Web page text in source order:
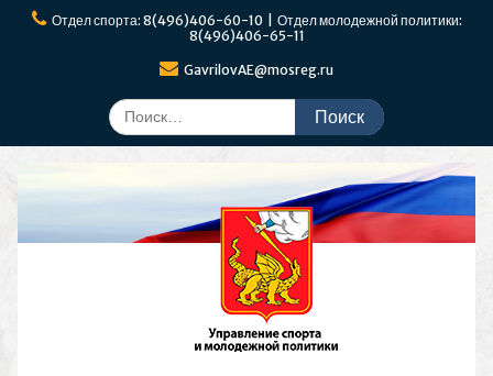
ПерейтиОтдел спорта: 8(496)406-60-10 | Отдел молодежной политики:
8(496)406-65-11
GavrilovAE@mosreg.ru
Поиск
по: